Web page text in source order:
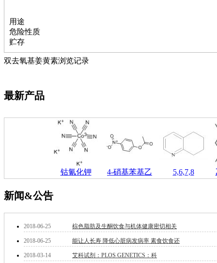
脒
钠
钼
铌
宁
铍
其它
筛
砷
石
试纸
素
用途
危险性质
贮存
双去氧基姜黄素浏览记录
最新产品
钴氰化钾 4-硝基苯基乙 5,6,7,8
新闻&公告
2018-06-25 棕色脂肪及生酮饮食与机体健康密切相关
2018-06-25 能让人长寿 降低心脏病发病率 素食饮食还
2018-03-14 艾科试剂：PLOS GENETICS：科